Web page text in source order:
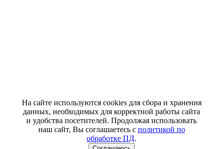
На сайте используются cookies для сбора и хранения
данных, необходимых для корректной работы сайта
и удобства посетителей. Продолжая использовать
наш сайт, Вы соглашаетесь с политикой по
обработке ПД.